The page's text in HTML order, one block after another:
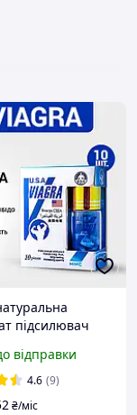
підсилювач
для
підвищення
сексу
відправки
4.6 (9)
₴/міс